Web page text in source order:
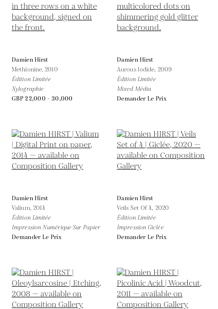
Damien Hirst
Methionine,2010
Édition Limitée
Xylographie
GBP 22,000 - 30,000
Damien Hirst
Aurous Iodide, 2009
Édition Limitée
Mixed Média
Demander Le Prix
Damien Hirst
Valium, 2014
Édition Limitée
Impression Numérique Sur Papier
Demander Le Prix
Damien Hirst
Veils Set Of 4, 2020
Édition Limitée
Impression Giclée
Demander Le Prix